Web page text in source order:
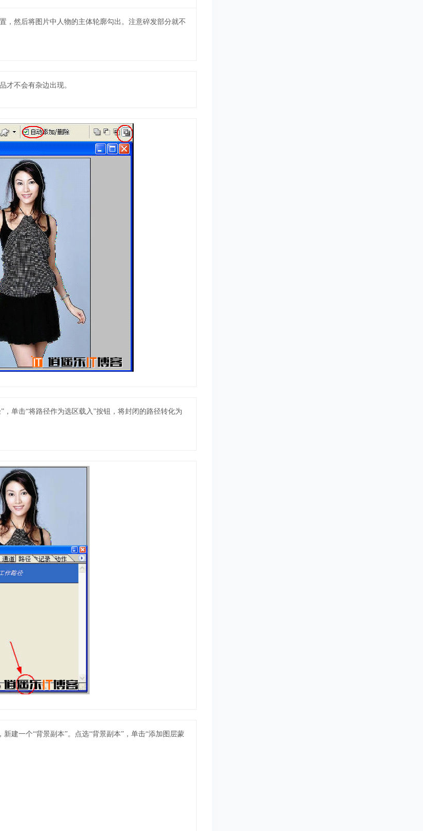
，然后将图片中人物的主体轮廓勾出。注意碎发部分就不
才不会有杂边出现。
单击“将路径作为选区载入”按钮，将封闭的路径转化为
建一个“背景副本”。点选“背景副本”，单击“添加图层蒙